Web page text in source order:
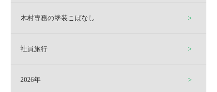
木村専務の塗装こばなし
社員旅行
2026年